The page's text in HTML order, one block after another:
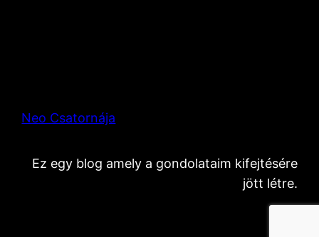
Neo Csatornája
Ez egy blog amely a gondolataim kifejtésére
jött létre.